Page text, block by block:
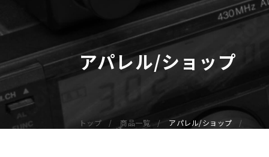
無線機
デジタル無線機（登録局）
デジタル無線機（免許局）
アパレル/ショップ
トップ 商品一覧 アパレル/ショップ